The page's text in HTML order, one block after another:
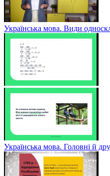
Українська мова. Види
Українська мова. Головні й